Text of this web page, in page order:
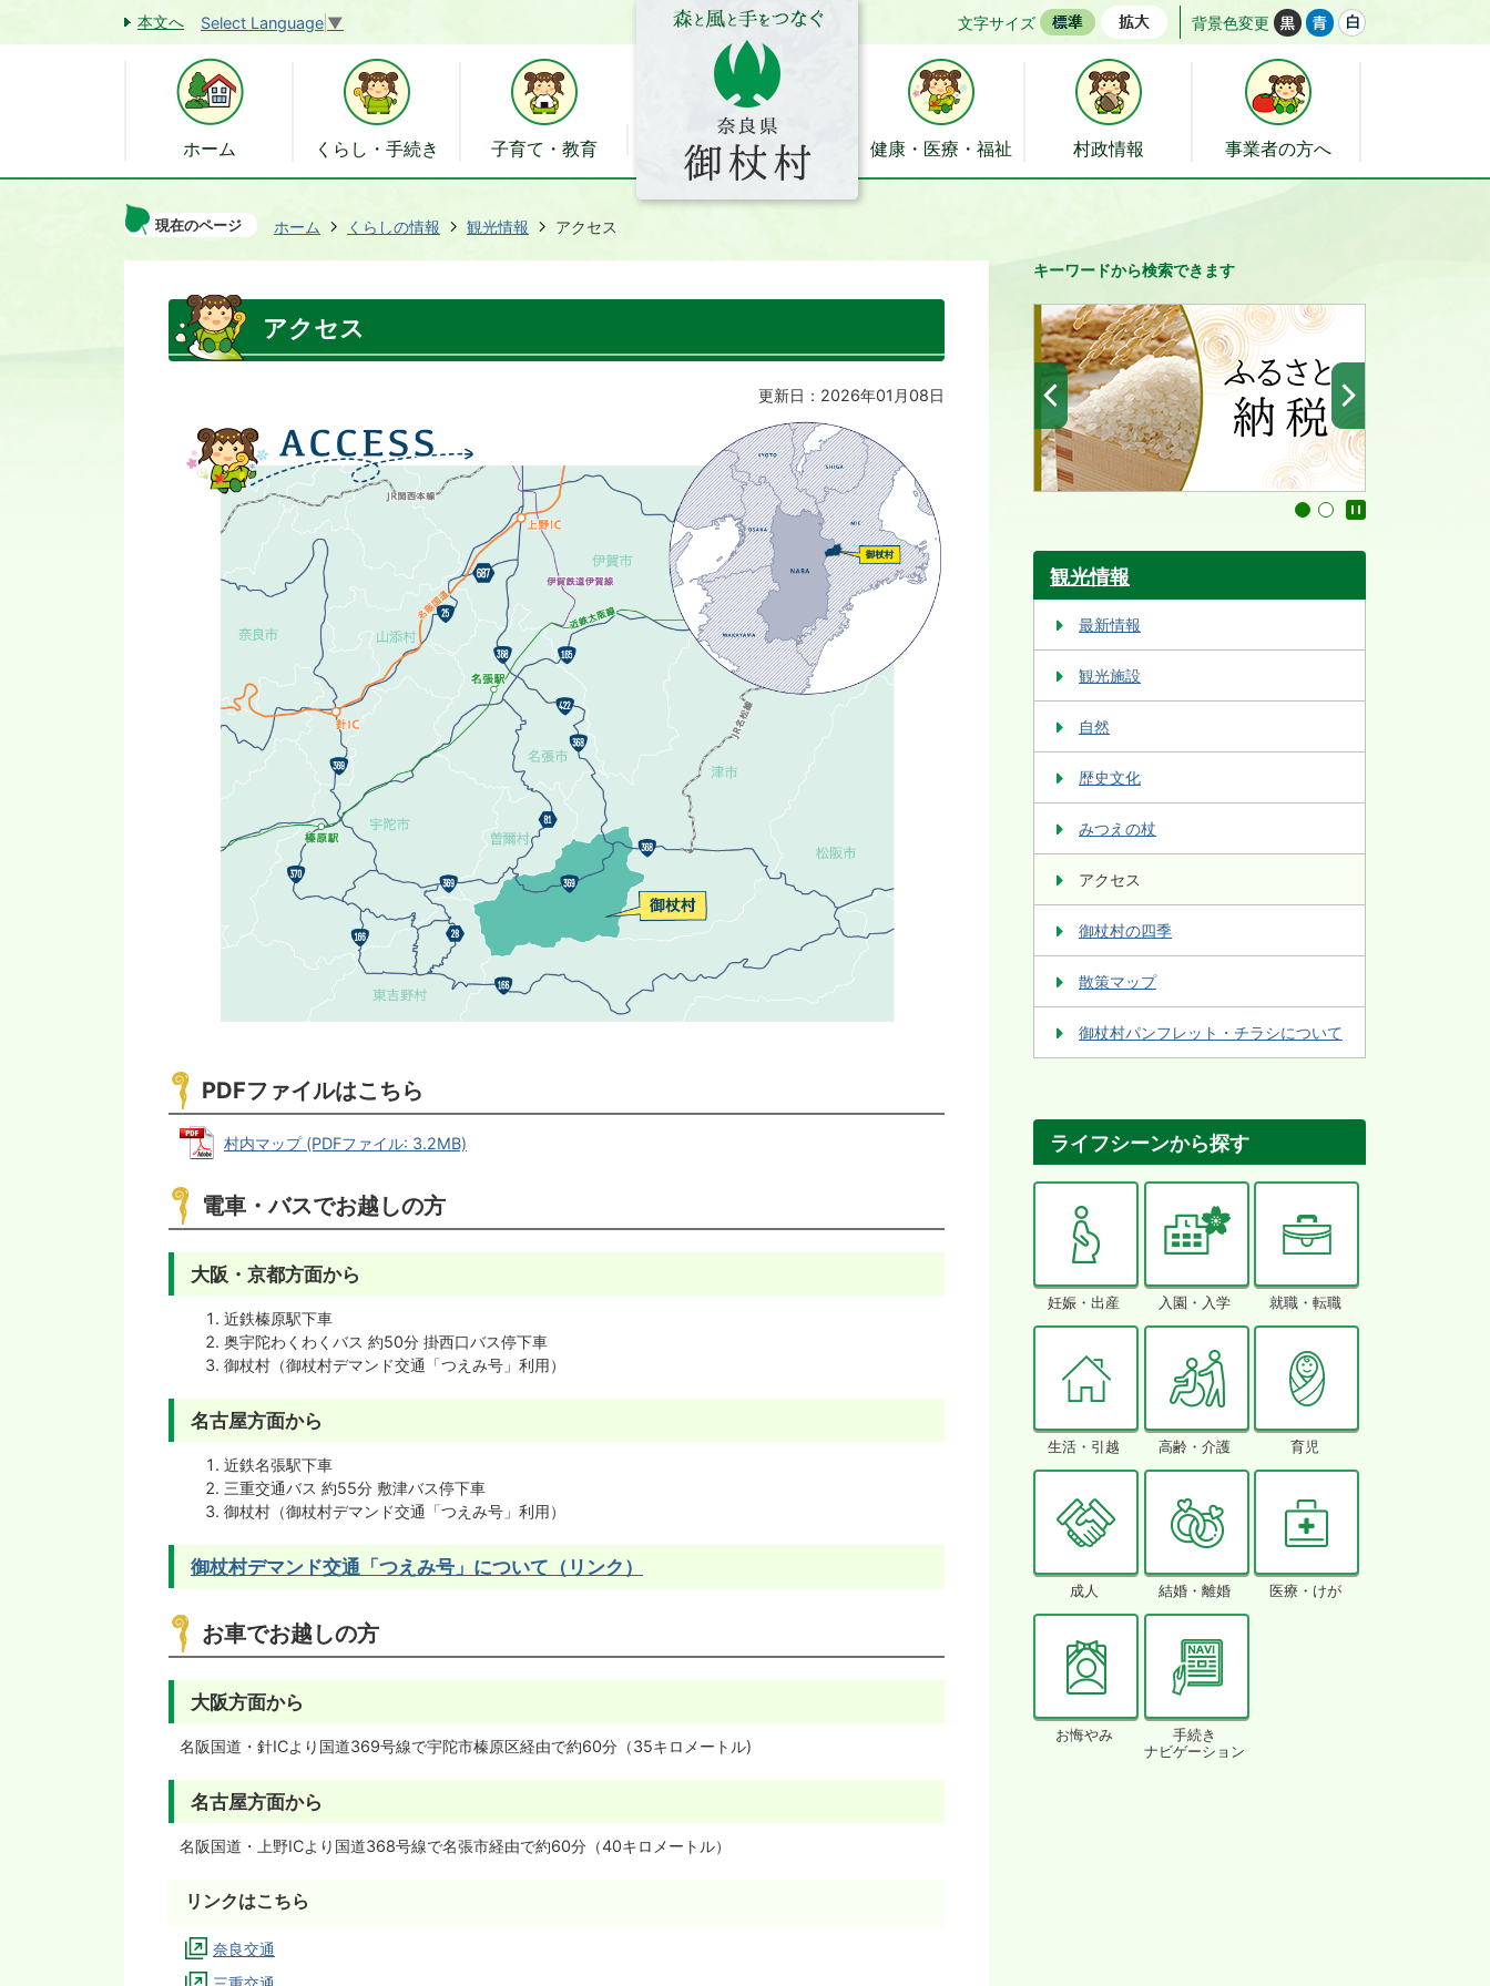
本文へ Select Language ▼ 文字サイズ 背景色変更
ホーム くらし・手続き 子育て・教育 健康・医療・福祉 村政情報 事業者の方へ
現在のページ ホーム くらしの情報 観光情報 アクセス
アクセス
更新日：2026年01月08日
PDFファイルはこちら
村内マップ (PDFファイル: 3.2MB)
電車・バスでお越しの方
大阪・京都方面から
近鉄榛原駅下車
奥宇陀わくわくバス 約50分 掛西口バス停下車
御杖村（御杖村デマンド交通「つえみ号」利用）
名古屋方面から
近鉄名張駅下車
三重交通バス 約55分 敷津バス停下車
御杖村（御杖村デマンド交通「つえみ号」利用）
御杖村デマンド交通「つえみ号」について（リンク）
お車でお越しの方
大阪方面から
名阪国道・針ICより国道369号線で宇陀市榛原区経由で約60分（35キロメートル)
名古屋方面から
名阪国道・上野ICより国道368号線で名張市経由で約60分（40キロメートル）
リンクはこちら
奈良交通
キーワードから検索できます
前へ
1 2
観光情報
最新情報
観光施設
自然
歴史文化
みつえの杖
アクセス
御杖村の四季
散策マップ
御杖村パンフレット・チラシについて
ライフシーンから探す
妊娠・出産 入園・入学 就職・転職
生活・引越 高齢・介護 育児
成人 結婚・離婚 医療・けが
お悔やみ
手続き
ナビゲーション